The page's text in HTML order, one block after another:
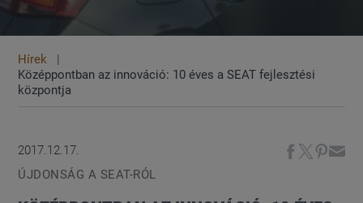
Hírek
Középpontban az innováció: 10 éves a SEAT fejlesztési
központja
2017.12.17.
ÚJDONSÁG A SEAT-RÓL